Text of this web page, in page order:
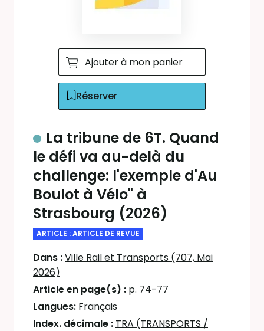
Ajouter à mon panier
Réserver
La tribune de 6T. Quand
le défi va au-delà du
challenge: l'exemple d'Au
Boulot à Vélo" à
Strasbourg (2026)
ARTICLE : ARTICLE DE REVUE
Dans :Ville Rail et Transports (707, Mai
2026)
Article en page(s) : p. 74-77
Langues: Français
Index. décimale : TRA (TRANSPORTS /